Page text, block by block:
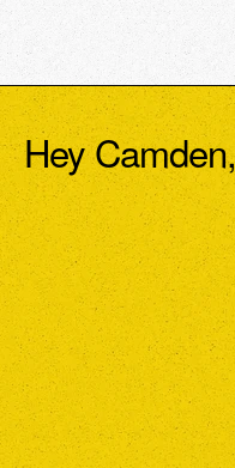
Hey